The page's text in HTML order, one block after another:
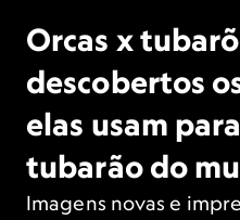
Orcas x
descobertos
elas usam
tubarão do
Imagens novas e